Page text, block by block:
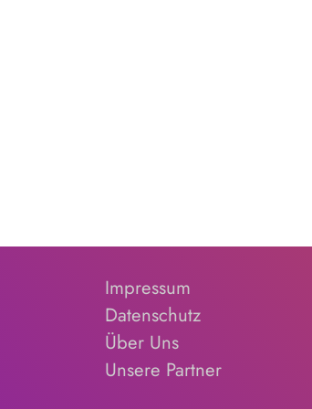
Impressum
Datenschutz
Über Uns
Unsere Partner